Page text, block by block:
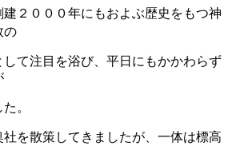
０００年にもおよぶ歴史をもつ神
の
注目を浴び、平日にもかかわらず
。
散策してきましたが、一体は標高